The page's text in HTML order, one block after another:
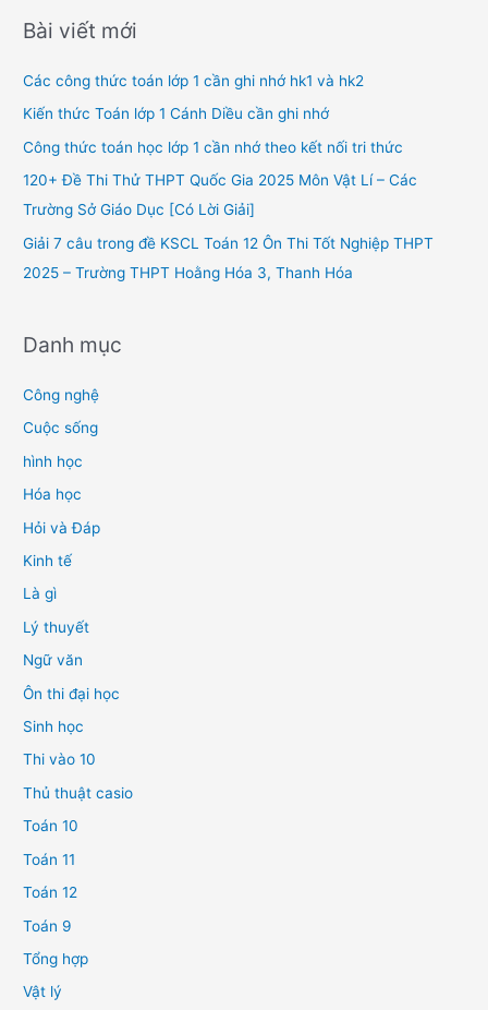
r
h
f
o
Bài viết mới
Các công thức toán lớp 1 cần ghi nhớ hk1 và hk2
Kiến thức Toán lớp 1 Cánh Diều cần ghi nhớ
Công thức toán học lớp 1 cần nhớ theo kết nối tri thức
120+ Đề Thi Thử THPT Quốc Gia 2025 Môn Vật Lí – Các
Trường Sở Giáo Dục [Có Lời Giải]
Giải 7 câu trong đề KSCL Toán 12 Ôn Thi Tốt Nghiệp THPT
2025 – Trường THPT Hoằng Hóa 3, Thanh Hóa
Danh mục
Công nghệ
Cuộc sống
hình học
Hóa học
Hỏi và Đáp
Kinh tế
Là gì
Lý thuyết
Ngữ văn
Ôn thi đại học
Sinh học
Thi vào 10
Thủ thuật casio
Toán 10
Toán 11
Toán 12
Toán 9
Tổng hợp
Vật lý